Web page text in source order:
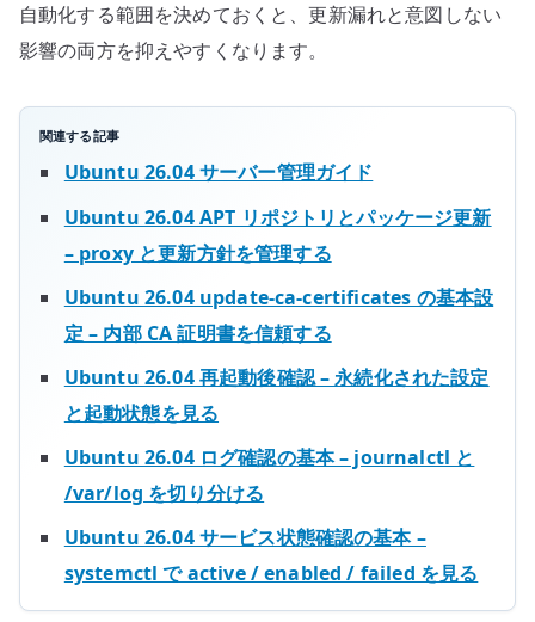
自動化する範囲を決めておくと、更新漏れと意図しない
影響の両方を抑えやすくなります。
関連する記事
Ubuntu 26.04 サーバー管理ガイド
Ubuntu 26.04 APT リポジトリとパッケージ更新
– proxy と更新方針を管理する
Ubuntu 26.04 update-ca-certificates の基本設
定 – 内部 CA 証明書を信頼する
Ubuntu 26.04 再起動後確認 – 永続化された設定
と起動状態を見る
Ubuntu 26.04 ログ確認の基本 – journalctl と
/var/log を切り分ける
Ubuntu 26.04 サービス状態確認の基本 –
systemctl で active / enabled / failed を見る